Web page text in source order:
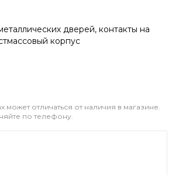
дверей, контакты на
корпус
может отличаться от наличия в магазине.
по телефону.